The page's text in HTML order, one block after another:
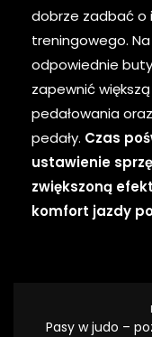
dobrze zadbać o
treningowego.
odpowiednie
zapewnić
pedałowania
pedały. Czas
ustawienie
zwiększoną
komfort jazdy
Pasy w judo –